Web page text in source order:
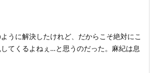
うに解決したけれど、だからこそ絶対にこ
てくるよねぇ…と思うのだった。麻紀は息